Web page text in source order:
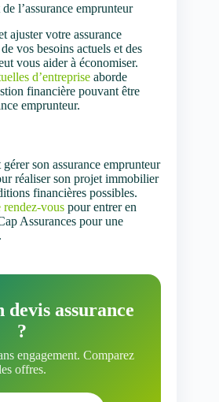
l’assurance emprunteur
ajuster votre assurance
vos besoins actuels et des
vous aider à économiser.
d’entreprise aborde
financière pouvant être
emprunteur.
son assurance emprunteur
réaliser son projet immobilier
financières possibles.
rendez-vous pour entrer en
Assurances pour une
devis assurance
?
engagement. Comparez
offres.